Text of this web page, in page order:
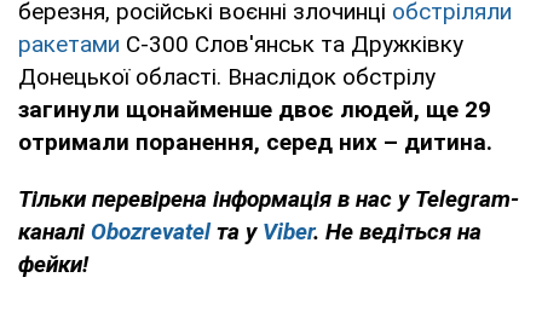
березня, російські воєнні злочинці обстріляли
ракетами C-300 Слов'янськ та Дружківку
Донецької області. Внаслідок обстрілу
загинули щонайменше двоє людей, ще 29
отримали поранення, серед них – дитина.
Тільки перевірена інформація в нас у Telegram-
каналі Obozrevatelта у Viber. Не ведіться на
фейки!